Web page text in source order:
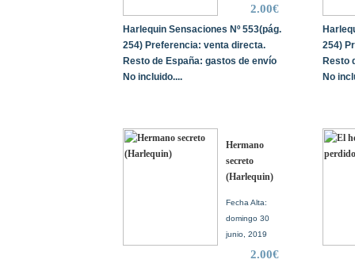
2.00€
Harlequin Sensaciones Nº 553(pág.
254) Preferencia: venta directa.
Resto de España: gastos de envío
No incluido....
254)
Resto
No
Hermano
secreto
(Harlequin)
Fecha Alta:
domingo 30
junio, 2019
2.00€